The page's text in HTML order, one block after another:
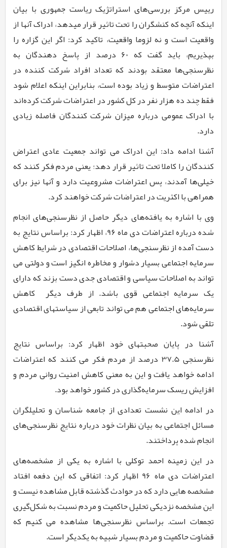
رییس مرکز بررسی‌های استراتژیک ریاست جمهوری با بیان
اینکه آنچه که کنشگران را تحت تاثیر قرار میدهد، ادراک آنها از
واقعیت است و نه لزوما واقعیت، تاکید کرد: اگر این گزاره را
بپذیریم، باید گفت که 60 درصد از پاسخ دهندگان به
نظرسنجی‌ها معتقد بودند که تعداد افراد شرکت کننده در
اعتراضات متوسط و زیاد بوده است، بنابراین اینکه اعلام شود
فقط چند ده هزار نفر در کل کشور در اعتراضات شرکت کرده‌اند
با ادراک عمومی درباره میزان شرکت کنندگان فاصله زیادی
دارد.
آشنا ادامه داد: این ادراک می تواند جمعیت عادی اعتراض
کنندگان را کاملا تحت تاثیر قرار دهد؛ یعنی مردم فکر کنند که
خیلی‌ها آمدند، پس اعتراضات مشروعیت دارد و آنها نیز برای
همراهی با اکثریت در اعتراضات شرکت خواهند کرد.
وی با اشاره به یافته‌های دیگر حاصل از نظرسنجی‌های انجام
شده درباره اعتراضات دی ماه9۶، اظهار کرد: براساس نتایج به
دست آمده از نظرسنجی‌ها، اصلاحات اقتصادی در شرایط کاهش
سرمایه اجتماعی بسیار دشوار و مخاطره انگیز است و دولتی می
تواند به اصلاحات سیاسی و اقتصادی جدی دست بزند که دارای
یک سرمایه اجتماعی قوی باشد. از طرف دیگر کاهش
سرمایه‌های اجتماعی هم می تواند تابعی از سیاستهای اقتصادی
تلقی شود.
آشنا در پایان صحبتهای خود اظهار کرد: براساس نتایج
نظرسنجی 37.5 درصد از مردم فکر می کنند که اعتراضات
ادامه خواهد یافت و این به معنی کاهش امنیت روانی مردم و
افزایش ریسک سرمایه‌گذاری در کشور خواهد بود.
در ادامه این نشست تعدادی از جامعه شناسان و تحلیلگران
مسائل اجتماعی به بیان نظرات خود درباره نتایج نظرسنجی‌های
انجام شده پرداختند.
در این زمینه احمد توکلی با اشاره به یکی از مشخصه‌های
اعتراضات دی ماه 96 اظهار کرد: اتفاقی که این دفعه افتاد
مشخصه هایی دارد که در حوادث گذشته قابل مشاهده نیست و
این مشخصه نزدیکی تحلیل حاکمیت و مردم نسبت به شکل‌گیری
تجمعات است. براساس نظرسنجی‌ها مشاهده می کنیم که
قضاوت حاکمیت و مردم بسیار شبیه به یکدیگر است.